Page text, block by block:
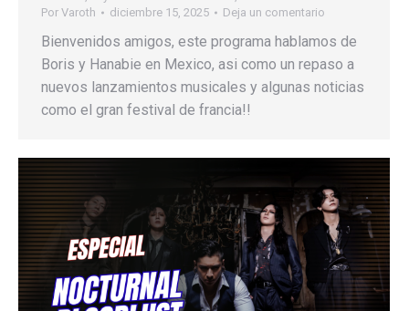
Por Varoth diciembre 15, 2025 Deja un comentario
Bienvenidos amigos, este programa hablamos de
Boris y Hanabie en Mexico, asi como un repaso a
nuevos lanzamientos musicales y algunas noticias
como el gran festival de francia!!